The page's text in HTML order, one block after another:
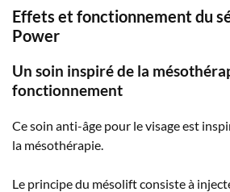
Effets et fonctionnement du
Power
Un soin inspiré de la
fonctionnement
Ce soin anti-âge pour le visage est
la mésothérapie.
Le principe du mésolift consiste à